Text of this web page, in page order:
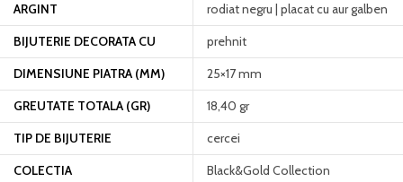
ARGINT
rodiat negru | placat cu aur galben
BIJUTERIE DECORATA CU
prehnit
DIMENSIUNE PIATRA (MM)
25×17 mm
GREUTATE TOTALA (GR)
18,40 gr
TIP DE BIJUTERIE
cercei
COLECTIA
Black&Gold Collection